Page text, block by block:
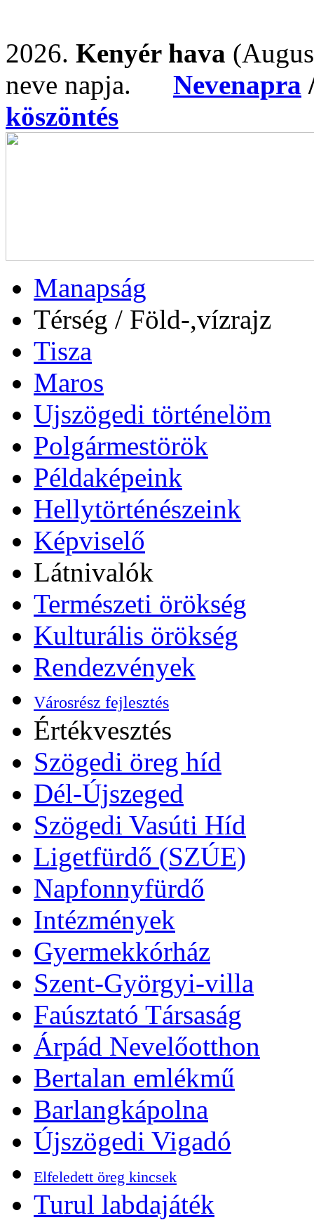
2026. Kenyér hava
neve napja. Nevenapra
köszöntés
Manapság
Térség / Föld-,vízrajz
Tisza
Maros
Ujszögedi történelöm
Polgármestörök
Példaképeink
Hellytörténészeink
Képviselő
Látnivalók
Természeti örökség
Kulturális örökség
Rendezvények
Városrész fejlesztés
Értékvesztés
Szögedi öreg híd
Dél-Újszeged
Szögedi Vasúti Híd
Ligetfürdő (SZÚE)
Napfonnyfürdő
Intézmények
Gyermekkórház
Szent-Györgyi-villa
Faúsztató Társaság
Árpád Nevelőotthon
Bertalan emlékmű
Barlangkápolna
Újszögedi Vigadó
Elfeledett öreg kincsek
Turul labdajáték